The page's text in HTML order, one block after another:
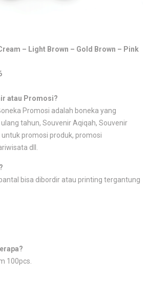
– Light Brown – Gold Brown – Pink
atau Promosi?
Promosi adalah boneka yang
tahun, Souvenir Aqiqah, Souvenir
promosi produk, promosi
dll.
bisa dibordir atau printing tergantung
100pcs.